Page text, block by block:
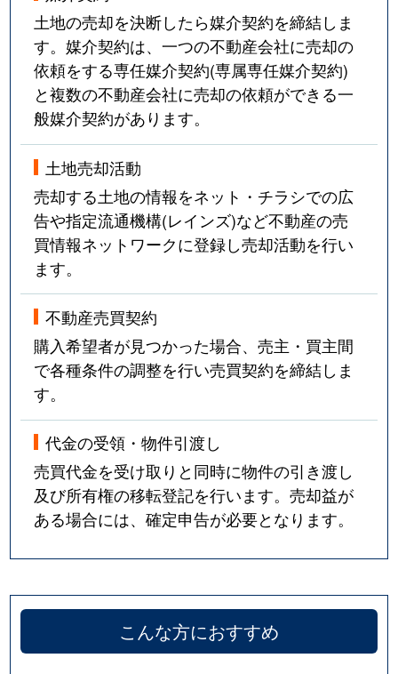
土地の売却を決断したら媒介契約を締結しま
す。媒介契約は、一つの不動産会社に売却の
依頼をする専任媒介契約(専属専任媒介契約)
と複数の不動産会社に売却の依頼ができる一
般媒介契約があります。
土地売却活動
売却する土地の情報をネット・チラシでの広
告や指定流通機構(レインズ)など不動産の売
買情報ネットワークに登録し売却活動を行い
ます。
不動産売買契約
購入希望者が見つかった場合、売主・買主間
で各種条件の調整を行い売買契約を締結しま
す。
代金の受領・物件引渡し
売買代金を受け取りと同時に物件の引き渡し
及び所有権の移転登記を行います。売却益が
ある場合には、確定申告が必要となります。
こんな方におすすめ